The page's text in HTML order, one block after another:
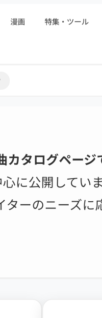
漫画 特集・ツール
タログページ
に公開してい
ーのニーズに